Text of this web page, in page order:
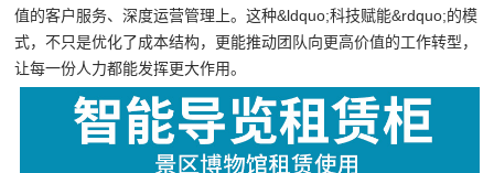
值的客户服务、深度运营管理上。这种&ldquo;科技赋能&rdquo;的模
式，不只是优化了成本结构，更能推动团队向更高价值的工作转型，
让每一份人力都能发挥更大作用。